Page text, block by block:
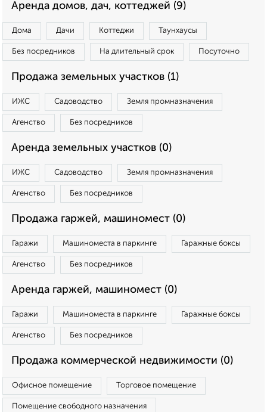
Аренда домов, дач, коттеджей (9)
Дома Дачи Коттеджи Таунхаусы
Без посредников На длительный срок Посуточно
Продажа земельных участков (1)
ИЖС Садоводство Земля промназначения
Агенство Без посредников
Аренда земельных участков (0)
ИЖС Садоводство Земля промназначения
Агенство Без посредников
Продажа гаржей, машиномест (0)
Гаражи Машиноместа в паркинге Гаражные боксы
Агенство Без посредников
Аренда гаржей, машиномест (0)
Гаражи Машиноместа в паркинге Гаражные боксы
Агенство Без посредников
Продажа коммерческой недвижимости (0)
Офисное помещение Торговое помещение
Помещение свободного назначения